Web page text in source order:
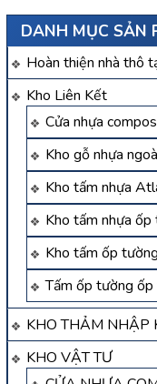
DANH MỤC SẢN
Hoàn thiện nhà thô
Kho Liên Kết
Cửa nhựa
Kho gỗ nhựa
Kho tấm nhựa
Kho tấm nhựa
Kho tấm ốp
Tấm ốp tường
KHO THẢM NHẬP
KHO VẬT TƯ